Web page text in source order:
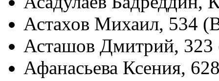
Астахов Михаил, 534
Асташов Дмитрий, 323
Афанасьева Ксения,